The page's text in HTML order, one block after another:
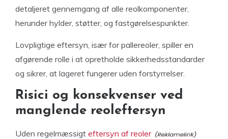
detaljeret gennemgang af alle reolkomponenter,
herunder hylder, støtter, og fastgørelsespunkter.
Lovpligtige eftersyn, især for pallereoler, spiller en
afgørende rolle i at opretholde sikkerhedsstandarder
og sikrer, at lageret fungerer uden forstyrrelser.
Risici og konsekvenser ved
manglende reoleftersyn
Uden regelmæssigt eftersyn af reoler